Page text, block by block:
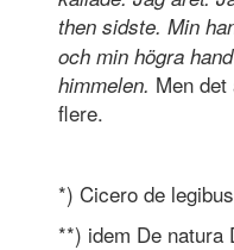
then sidste. Min
och min högra
himmelen. Men
flere.
*) Cicero de
**) idem De natura